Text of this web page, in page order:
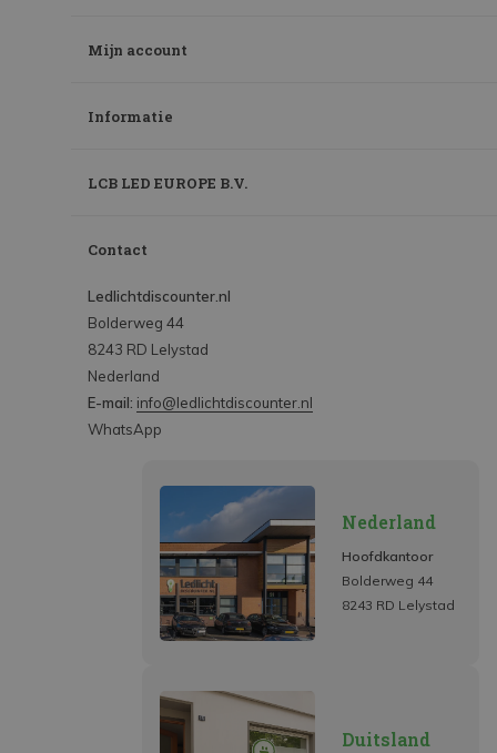
Mijn account
Informatie
LCB LED EUROPE B.V.
Contact
Ledlichtdiscounter.nl
Bolderweg 44
8243 RD Lelystad
Nederland
E-mail: info@ledlichtdiscounter.nl
WhatsApp
Nederland
Hoofdkantoor
Bolderweg 44
8243 RD Lelystad
Duitsland